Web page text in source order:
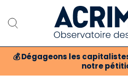
💰 Dégageons les
notre
Notre